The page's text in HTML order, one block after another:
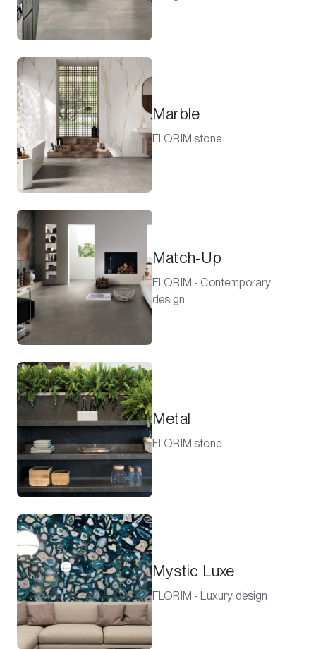
Marble
FLORIM stone
Match-Up
FLORIM - Contemporary
design
Metal
FLORIM stone
Mystic Luxe
FLORIM - Luxury design